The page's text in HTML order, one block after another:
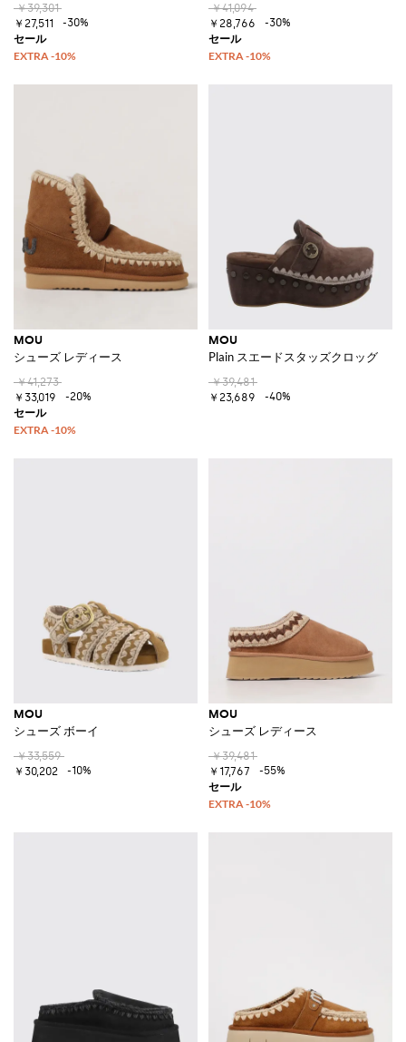
￥39,301
￥27,511
-30%
￥41,094
￥28,766
-30%
MOU
シューズ レディース
￥41,273
￥33,019
-20%
MOU
Plain スエードスタッズクロッグ
￥39,481
￥23,689
-40%
MOU
シューズ ボーイ
￥33,559
￥30,202
-10%
MOU
シューズ レディース
￥39,481
￥17,767
-55%